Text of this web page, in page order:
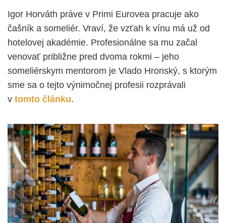
Igor Horváth práve v Primi Eurovea pracuje ako
čašník a someliér. Vraví, že vzťah k vínu má už od
hotelovej akadémie. Profesionálne sa mu začal
venovať približne pred dvoma rokmi – jeho
someliérskym mentorom je Vlado Hronský, s ktorým
sme sa o tejto výnimočnej profesii rozprávali
v tomto článku.